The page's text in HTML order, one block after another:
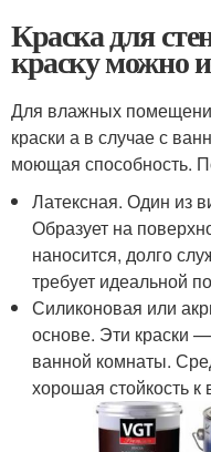
Краска для
краску можно
Для влажных
краски а в случае с
моющая способность.
Латексная. Один из
Образует на
наносится, долго
требует идеальной
Силиконовая или
основе. Эти краски
ванной комнаты.
хорошая стойкость